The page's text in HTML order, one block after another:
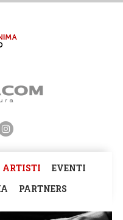
ARTISTI
EVENTI
PARTNERS